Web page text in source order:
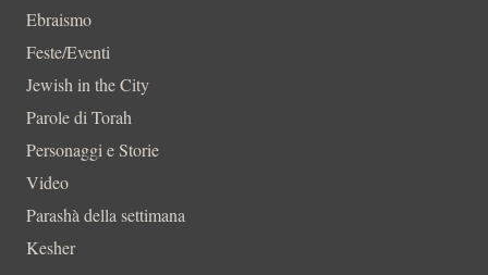
Ebraismo
Feste/Eventi
Jewish in the City
Parole di Torah
Personaggi e Storie
Video
Parashà della settimana
Kesher